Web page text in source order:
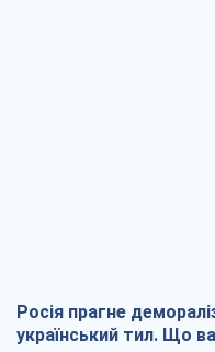
Росія прагне
український тил. Що